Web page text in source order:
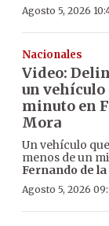
Agosto 5, 2026
Nacionales
Video:
un vehículo
minuto en
Mora
Un vehículo
menos de un
Fernando de
Agosto 5, 2026